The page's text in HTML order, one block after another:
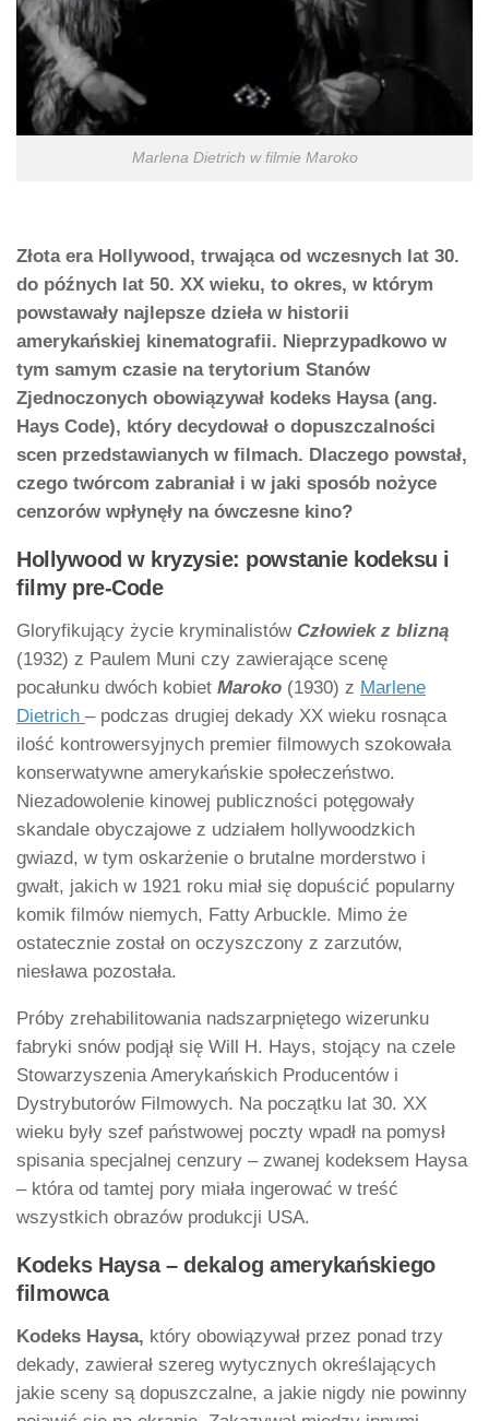
Marlena Dietrich w filmie Maroko
Złota era Hollywood, trwająca od wczesnych lat 30.
do późnych lat 50. XX wieku, to okres, w którym
powstawały najlepsze dzieła w historii
amerykańskiej kinematografii. Nieprzypadkowo w
tym samym czasie na terytorium Stanów
Zjednoczonych obowiązywał kodeks Haysa (ang.
Hays Code), który decydował o dopuszczalności
scen przedstawianych w filmach. Dlaczego powstał,
czego twórcom zabraniał i w jaki sposób nożyce
cenzorów wpłynęły na ówczesne kino?
Hollywood w kryzysie: powstanie kodeksu i
filmy pre-Code
Gloryfikujący życie kryminalistów Człowiek z blizną
(1932) z Paulem Muni czy zawierające scenę
pocałunku dwóch kobiet Maroko (1930) z Marlene
Dietrich – podczas drugiej dekady XX wieku rosnąca
ilość kontrowersyjnych premier filmowych szokowała
konserwatywne amerykańskie społeczeństwo.
Niezadowolenie kinowej publiczności potęgowały
skandale obyczajowe z udziałem hollywoodzkich
gwiazd, w tym oskarżenie o brutalne morderstwo i
gwałt, jakich w 1921 roku miał się dopuścić popularny
komik filmów niemych, Fatty Arbuckle. Mimo że
ostatecznie został on oczyszczony z zarzutów,
niesława pozostała.
Próby zrehabilitowania nadszarpniętego wizerunku
fabryki snów podjął się Will H. Hays, stojący na czele
Stowarzyszenia Amerykańskich Producentów i
Dystrybutorów Filmowych. Na początku lat 30. XX
wieku były szef państwowej poczty wpadł na pomysł
spisania specjalnej cenzury – zwanej kodeksem Haysa
– która od tamtej pory miała ingerować w treść
wszystkich obrazów produkcji USA.
Kodeks Haysa – dekalog amerykańskiego
filmowca
Kodeks Haysa, który obowiązywał przez ponad trzy
dekady, zawierał szereg wytycznych określających
jakie sceny są dopuszczalne, a jakie nigdy nie powinny